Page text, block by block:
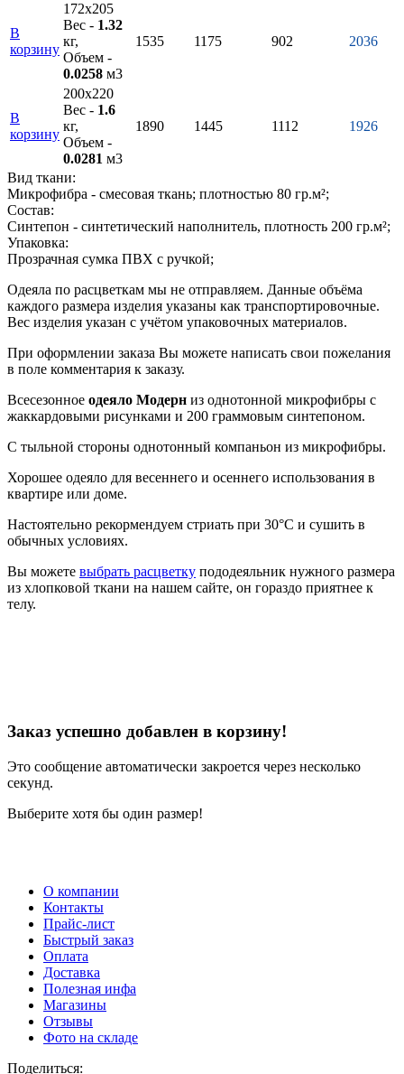
В
корзину
172х205
Вес - 1.32
кг,
Объем -
0.0258 м3
1535 1175 902 2036
В
корзину
200х220
Вес - 1.6
кг,
Объем -
0.0281 м3
1890 1445 1112 1926
Вид ткани:
Микрофибра - смесовая ткань; плотностью 80 гр.м²;
Состав:
Синтепон - синтетический наполнитель, плотность 200 гр.м²;
Упаковка:
Прозрачная сумка ПВХ с ручкой;
Одеяла по расцветкам мы не отправляем. Данные объёма
каждого размера изделия указаны как транспортировочные.
Вес изделия указан с учётом упаковочных материалов.
При оформлении заказа Вы можете написать свои пожелания
в поле комментария к заказу.
Всесезонное одеяло Модерн из однотонной микрофибры с
жаккардовыми рисунками и 200 граммовым синтепоном.
С тыльной стороны однотонный компаньон из микрофибры.
Хорошее одеяло для весеннего и осеннего использования в
квартире или доме.
Настоятельно рекормендуем стриать при 30°С и сушить в
обычных условиях.
Вы можете выбрать расцветку пододеяльник нужного размера
из хлопковой ткани на нашем сайте, он гораздо приятнее к
телу.
Заказ успешно добавлен в корзину!
Это сообщение автоматически закроется через несколько
секунд.
Выберите хотя бы один размер!
О компании
Контакты
Прайс-лист
Быстрый заказ
Оплата
Доставка
Полезная инфа
Магазины
Отзывы
Фото на складе
Поделиться: